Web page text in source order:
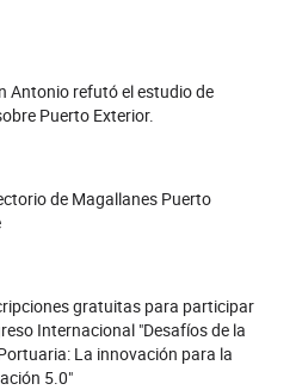
Antonio refutó el estudio de
Puerto Exterior.
de Magallanes Puerto
gratuitas para participar
Internacional "Desafíos de la
La innovación para la
5.0"